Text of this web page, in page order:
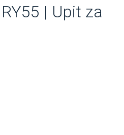
| Upit za